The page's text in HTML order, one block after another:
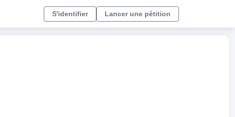
S'identifier Lancer une pétition